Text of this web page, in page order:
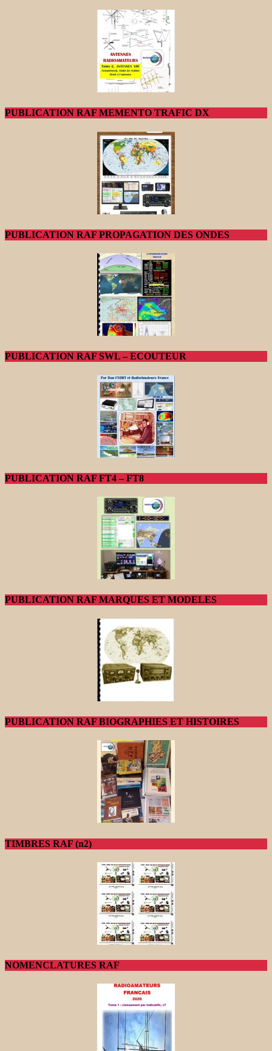
PUBLICATION RAF MEMENTO TRAFIC DX
PUBLICATION RAF PROPAGATION DES ONDES
PUBLICATION RAF SWL – ECOUTEUR
PUBLICATION RAF FT4 – FT8
PUBLICATION RAF MARQUES ET MODELES
PUBLICATION RAF BIOGRAPHIES ET HISTOIRES
TIMBRES RAF (n2)
NOMENCLATURES RAF